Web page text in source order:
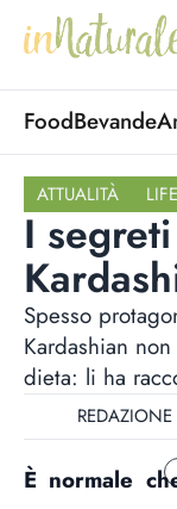
FoodBevande
ATTUALITÀ
I
Spesso
Kardashian
dieta: li ha
REDAZIONE
È normale